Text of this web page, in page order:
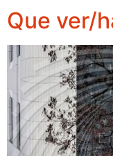
Que ver/